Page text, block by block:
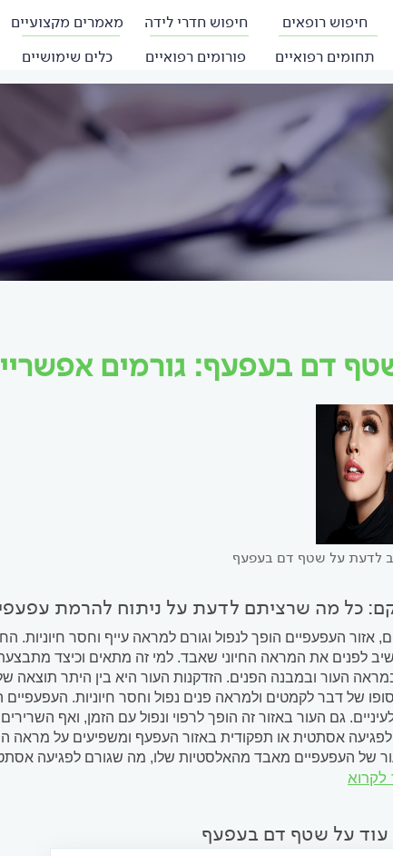
חיפוש רופאים חיפוש חדרי לידה מאמרים מקצועיים
תחומים רפואיים
פורומים רפואיים כלים שימושיים
דם בעפעף: גורמים
לדעת על שטף דם בעפעף
כל מה שרציתם לדעת על ניתוח להרמת
אזור העפעפיים הופך לנפול וגורם למראה עייף וחסר
לפנים את המראה החיוני שאבד. למי זה מתאים וכיצד
במראה העור ובמבנה הפנים. הזדקנות העור היא בין היתר תוצאה
של דבר לקמטים ולמראה פנים נפול וחסר חיוניות.
גם העור באזור זה הופך לרפוי ונפול עם הזמן, ואף
לפגיעה אסתטית או תפקודית באזור העפעף ומשפיעים על מראה
של העפעפיים מאבד מהאלסטיות שלו, מה שגורם לפגיעה
של העיניים: כך למשל, הרכבה ממושכת של עדשות מגע, לקרוא
עוד על שטף דם בעפעף